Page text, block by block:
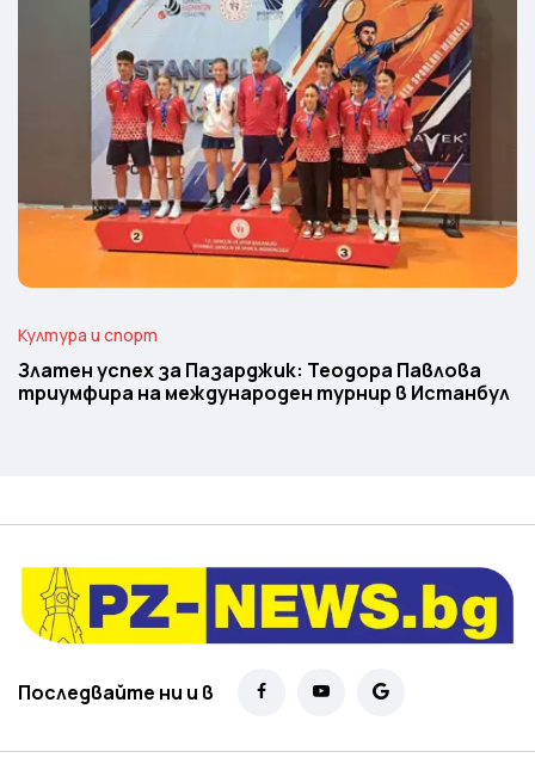
Култура и спорт
Златен успех за Пазарджик: Теодора Павлова
триумфира на международен турнир в Истанбул
Последвайте ни и в